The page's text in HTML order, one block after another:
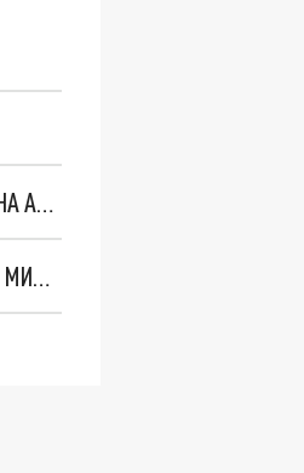
АДМИНИСТРАЦИЯ НИЖНЕГО НОВГОРОДА ОТРИЦАЕТ СТРОИТЕЛЬСТВО ЛЕДОВОГО ДВОРЦА НА АВТОЗАВОДЕ
«ГАЗПРОМ» ПОСТРОИТ 703-МЕТРОВЫЙ НЕБОСКРЕБ В ПЕТЕРБУРГЕ – ОН СТАНЕТ ВТОРЫМ В МИРЕ ПО ВЫСОТЕ